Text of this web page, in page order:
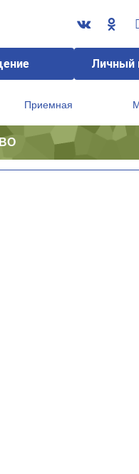
Личный
Приемная